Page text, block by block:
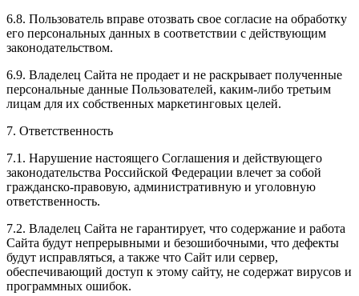
6.8. Пользователь вправе отозвать свое согласие на обработку
его персональных данных в соответствии с действующим
законодательством.
6.9. Владелец Сайта не продает и не раскрывает полученные
персональные данные Пользователей, каким-либо третьим
лицам для их собственных маркетинговых целей.
7. Ответственность
7.1. Нарушение настоящего Соглашения и действующего
законодательства Российской Федерации влечет за собой
гражданско-правовую, административную и уголовную
ответственность.
7.2. Владелец Сайта не гарантирует, что содержание и работа
Сайта будут непрерывными и безошибочными, что дефекты
будут исправляться, а также что Сайт или сервер,
обеспечивающий доступ к этому сайту, не содержат вирусов и
программных ошибок.